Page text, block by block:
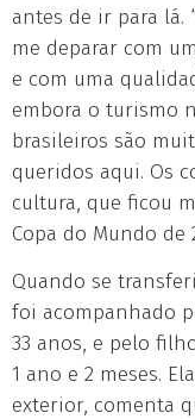
antes de ir para lá.
me deparar com
e com uma
embora o turismo
brasileiros são
queridos aqui. Os
cultura, que ficou
Copa do Mundo de
Quando se
foi acompanhado
33 anos, e pelo
1 ano e 2 meses.
exterior, comenta